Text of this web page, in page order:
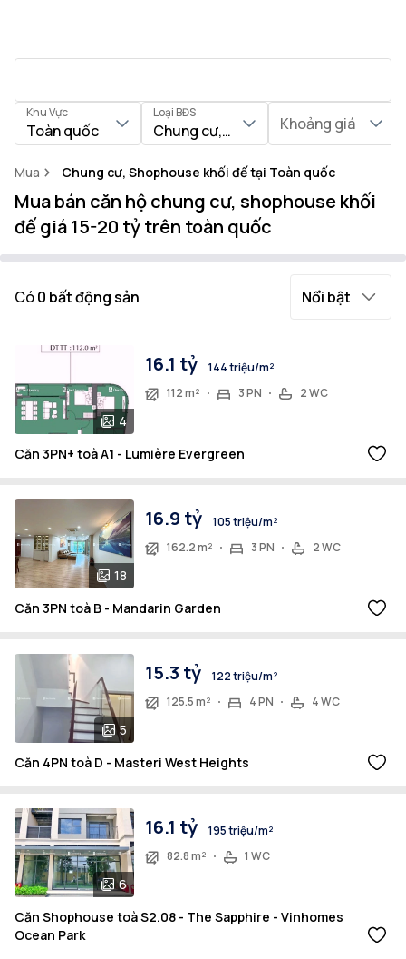
Khu Vực
Toàn quốc
Loại BĐS
Chung cư, Shophouse khối đế
Khoảng giá
Mua Chung cư, Shophouse khối đế tại Toàn quốc
Mua bán căn hộ chung cư, shophouse khối
đế giá 15-20 tỷ trên toàn quốc
Có0 bất động sản Nổi bật
4
16.1 tỷ
144 triệu/m²
112 m²
3 PN 2 WC
Căn 3PN+ toà A1 - Lumière Evergreen
18
16.9 tỷ
105 triệu/m²
162.2 m²
3 PN 2 WC
Căn 3PN toà B - Mandarin Garden
5
15.3 tỷ
122 triệu/m²
125.5 m²
4 PN 4 WC
Căn 4PN toà D - Masteri West Heights
6
16.1 tỷ
195 triệu/m²
82.8 m²
1 WC
Căn Shophouse toà S2.08 - The Sapphire - Vinhomes
Ocean Park